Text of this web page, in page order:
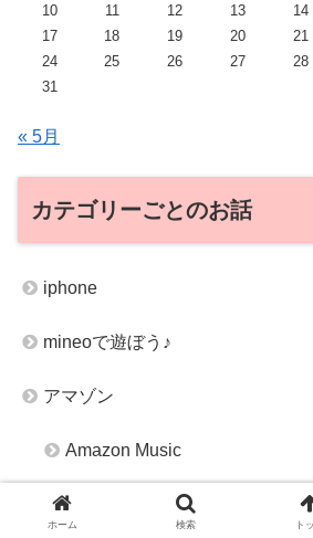
10
11 12 13 14
17
18 19 20 21
24
25 26 27 28
31
« 5月
カテゴリーごとのお話
iphone
mineoで遊ぼう♪
アマゾン
Amazon Music
Amazonギフト券
ホーム 検索 ト